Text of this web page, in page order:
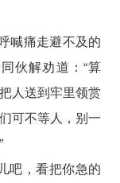
喊痛走避不及的
伙解劝道：“算
人送到牢里领赏
可不等人，别一
吧，看把你急的